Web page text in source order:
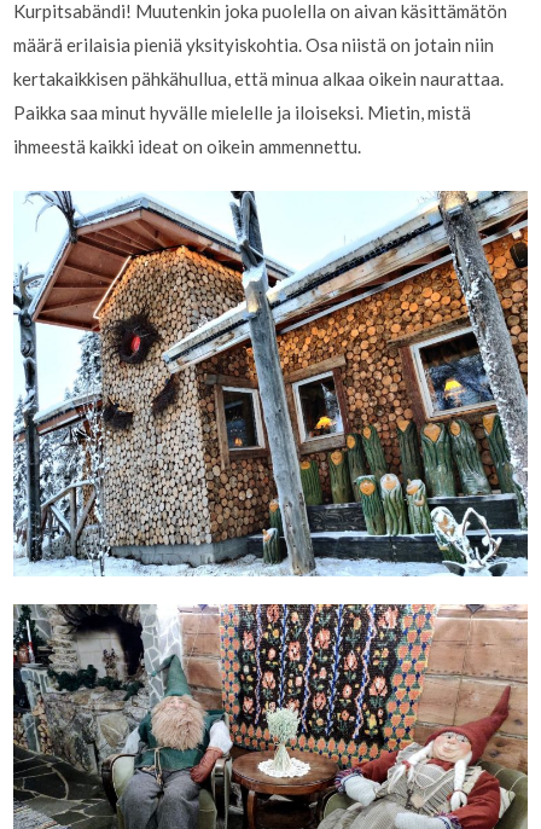
Kurpitsabändi! Muutenkin joka puolella on aivan käsittämätön
määrä erilaisia pieniä yksityiskohtia. Osa niistä on jotain niin
kertakaikkisen pähkähullua, että minua alkaa oikein naurattaa.
Paikka saa minut hyvälle mielelle ja iloiseksi. Mietin, mistä
ihmeestä kaikki ideat on oikein ammennettu.